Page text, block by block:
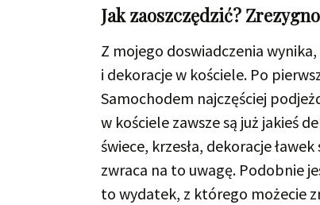
Jak zaoszczędzić?
Z mojego doswiadczenia
i dekoracje w kościele. Po
Samochodem najczęściej
w kościele zawsze są już jakieś
świece, krzesła, dekoracje
zwraca na to uwagę. Podobnie
to wydatek, z którego możecie